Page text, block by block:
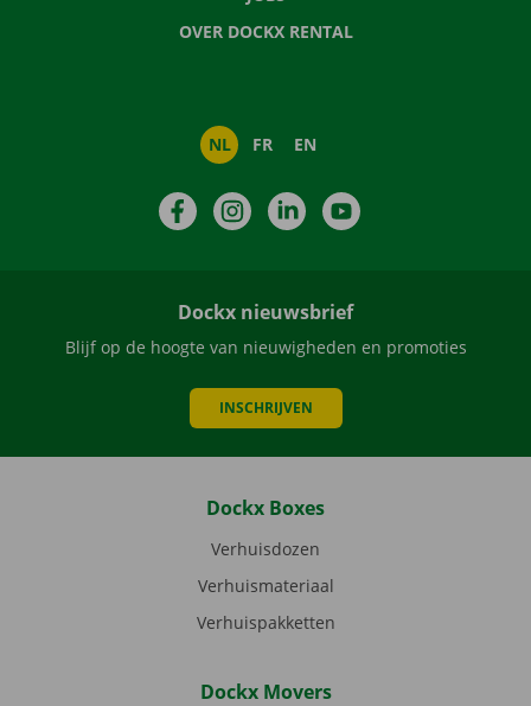
OVER DOCKX RENTAL
NL FR EN
FacebookInstagramLinkedIn
Dockx nieuwsbrief
Blijf op de hoogte van nieuwigheden en promoties
INSCHRIJVEN
Dockx Boxes
Verhuisdozen
Verhuismateriaal
Verhuispakketten
Dockx Movers